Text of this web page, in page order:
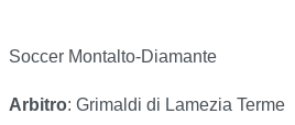
Soccer Montalto-Diamante
Arbitro: Grimaldi di Lamezia Terme